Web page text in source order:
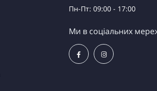
Пн-Пт: 09:00 - 17:00
Ми в соціальних